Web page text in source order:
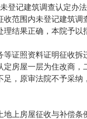
登记建筑调查认定办
范围内未登记建筑调
结果正确，本院予以
证照资料证明征收拆
房屋一层为住改商，
，原审法院不予采纳
房屋征收与补偿条